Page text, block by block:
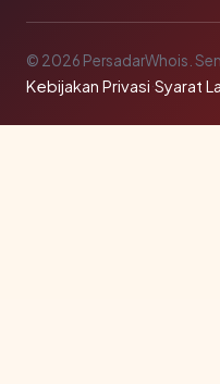
© 2026 PersadarWhois.
Kebijakan Privasi·Syarat